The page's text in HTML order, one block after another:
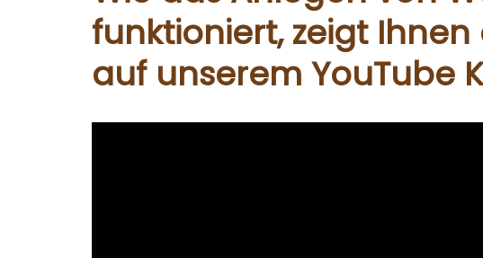
funktioniert, zeigt Ihnen
auf unserem YouTube